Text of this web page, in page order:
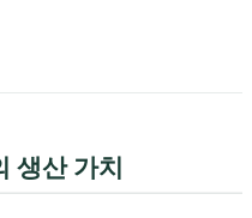
생산 가치